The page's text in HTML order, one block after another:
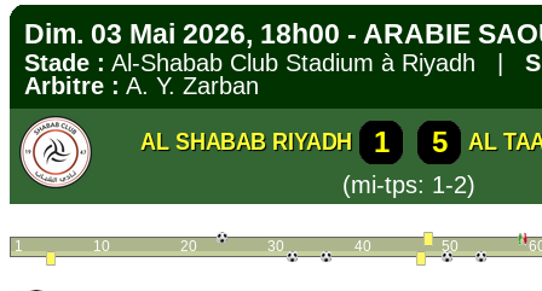
Dim. 03 Mai 2026, 18h00 - ARABIE
Stade : Al-Shabab Club Stadium à Riyadh |
Arbitre : A. Y. Zarban
AL SHABAB RIYADH 1 5
AL
(mi-tps: 1-2)
1 10 20 30 40 50